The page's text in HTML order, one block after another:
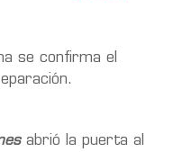
se confirma el
abrió la puerta al